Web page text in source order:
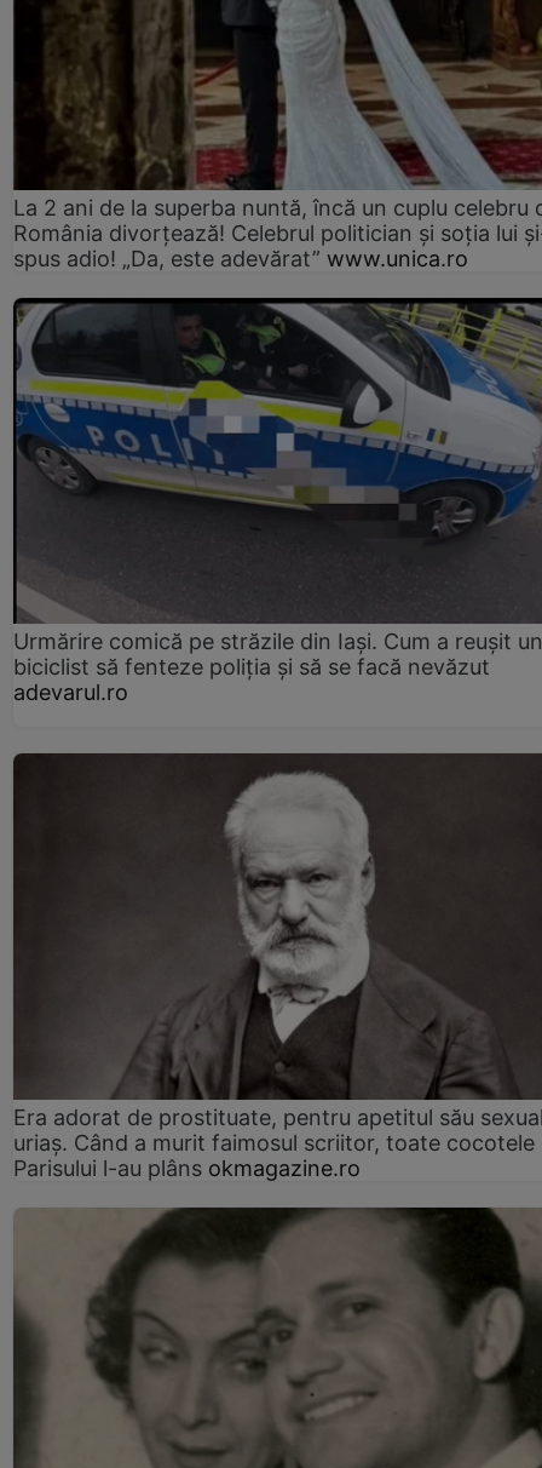
La 2 ani de la superba nuntă, încă un cuplu celebru
România divorțează! Celebrul politician și soția lui
spus adio! „Da, este adevărat” www.unica.ro
Urmărire comică pe străzile din Iași. Cum a reușit un
biciclist să fenteze poliția și să se facă nevăzut
adevarul.ro
Era adorat de prostituate, pentru apetitul său
uriaș. Când a murit faimosul scriitor, toate cocotele
Parisului l-au plâns okmagazine.ro